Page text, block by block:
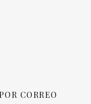
CORREO